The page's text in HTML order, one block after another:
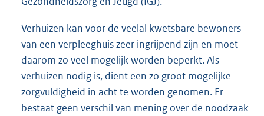
Verhuizen kan voor de veelal kwetsbare bewoners
van een verpleeghuis zeer ingrijpend zijn en moet
daarom zo veel mogelijk worden beperkt. Als
verhuizen nodig is, dient een zo groot mogelijke
zorgvuldigheid in acht te worden genomen. Er
bestaat geen verschil van mening over de noodzaak